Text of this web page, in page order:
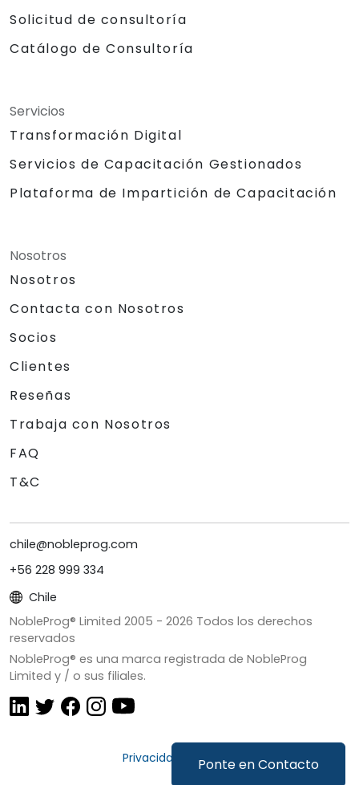
Ponte en Contacto
Solicitud de consultoría
Catálogo de Consultoría
Servicios
Transformación Digital
Servicios de Capacitación Gestionados
Plataforma de Impartición de Capacitación
Nosotros
Nosotros
Contacta con Nosotros
Socios
Clientes
Reseñas
Trabaja con Nosotros
FAQ
T&C
chile@nobleprog.com
+56 228 999 334
Chile
NobleProg® Limited 2005 - 2026 Todos los derechos
reservados
NobleProg® es una marca registrada de NobleProg
Limited y / o sus filiales.
Privacidad y Cookies